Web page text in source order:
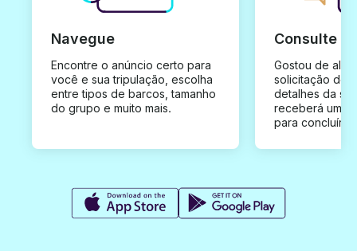
Navegue
Encontre o anúncio certo para
você e sua tripulação, escolha
entre tipos de barcos, tamanho
do grupo e muito mais.
Consulte e
Gostou de
solicitação de
detalhes da
receberá uma
para concluír a